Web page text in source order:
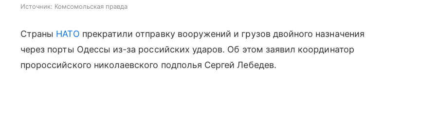
Источник: Комсомольская правда
Страны НАТО прекратили отправку вооружений и грузов двойного назначения
через порты Одессы из-за российских ударов. Об этом заявил координатор
пророссийского николаевского подполья Сергей Лебедев.